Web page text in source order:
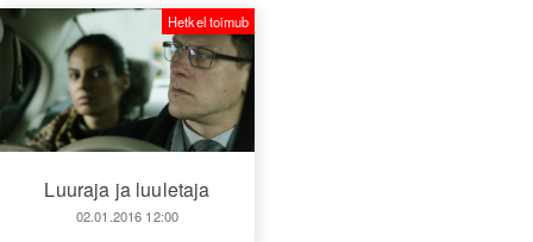
Luuraja ja luuletaja
02.01.2016 12:00
Hetkel toimub